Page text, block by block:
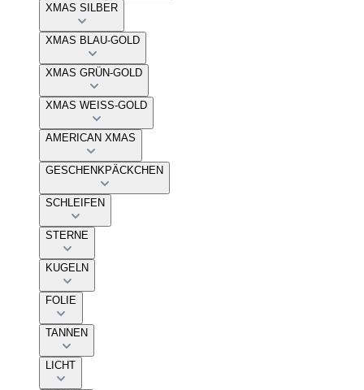
XMAS SILBER
XMAS BLAU-GOLD
XMAS GRÜN-GOLD
XMAS WEISS-GOLD
AMERICAN XMAS
GESCHENKPÄCKCHEN
SCHLEIFEN
STERNE
KUGELN
FOLIE
TANNEN
LICHT